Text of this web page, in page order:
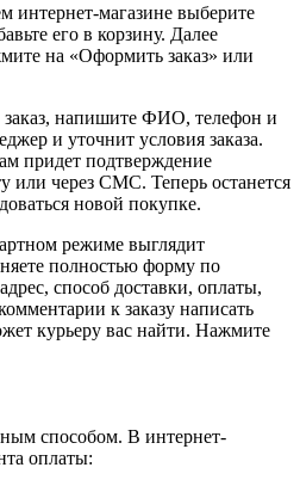
интернет-магазине выберите
его в корзину. Далее
на «Оформить заказ» или
заказ, напишите ФИО, телефон и
и уточнит условия заказа.
придет подтверждение
или через СМС. Теперь останется
новой покупке.
режиме выглядит
полностью форму по
способ доставки, оплаты,
к заказу написать
курьеру вас найти. Нажмите
способом. В интернет-
оплаты: